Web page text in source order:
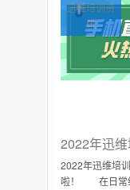
迅维培训资
讯
2022年迅维培
啦！ 在日常维